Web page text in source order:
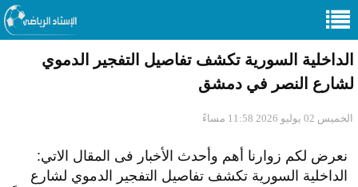
الداخلية السورية تكشف تفاصيل التفجير الدموي
لشارع النصر في دمشق
الخميس 02 يوليو 2026 11:58 مساءً
نعرض لكم زوارنا أهم وأحدث الأخبار فى المقال الاتي:
الداخلية السورية تكشف تفاصيل التفجير الدموي لشارع